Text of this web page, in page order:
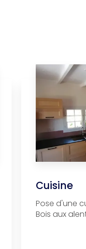
Cuisine
Pose d'une
Bois aux